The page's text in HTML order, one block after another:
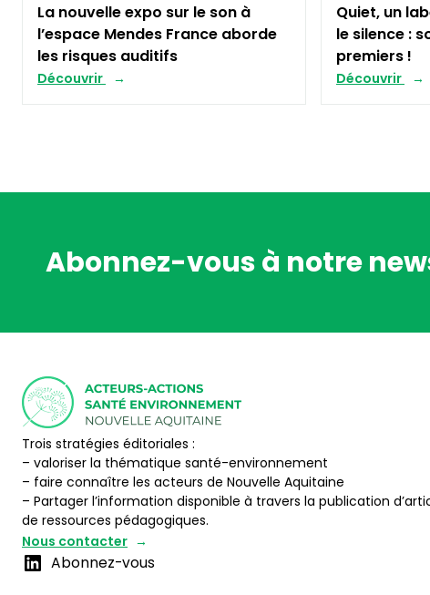
La nouvelle expo sur le son à
l’espace Mendes France aborde
les risques auditifs
Découvrir
Quiet, un
le silence :
premiers !
Découvrir
Abonnez-vous à notre
Trois stratégies éditoriales :
– valoriser la thématique santé-environnement
– faire connaître les acteurs de Nouvelle Aquitaine
– Partager l’information disponible à travers la publication
de ressources pédagogiques.
Nous contacter
Abonnez-vous